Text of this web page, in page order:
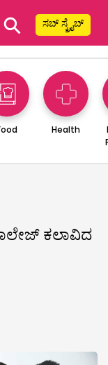
⚲ ಸಬ್ ಸ್ಕ್ರೈಬ್
Health
ಕಲಾವಿದ